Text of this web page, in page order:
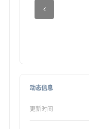
动态信息
更新时间